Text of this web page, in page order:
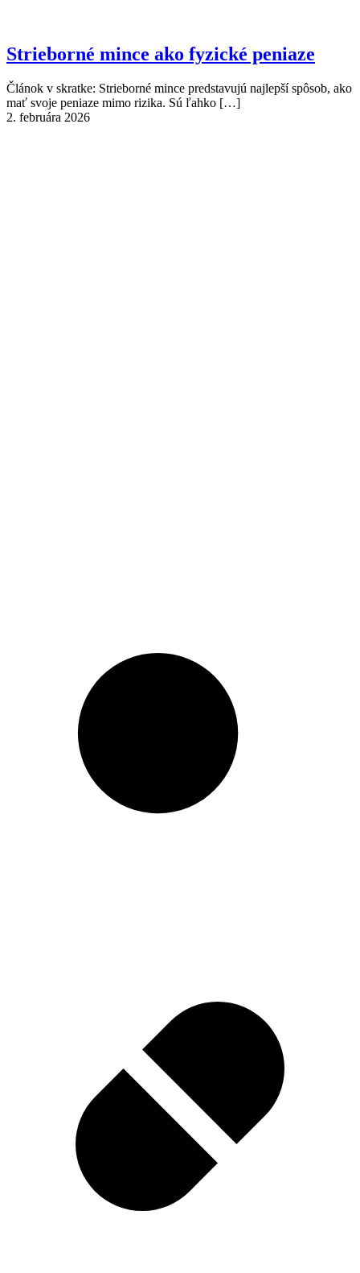
Strieborné mince ako fyzické peniaze
Článok v skratke: Strieborné mince predstavujú najlepší spôsob, ako
mať svoje peniaze mimo rizika. Sú ľahko […]
2. februára 2026